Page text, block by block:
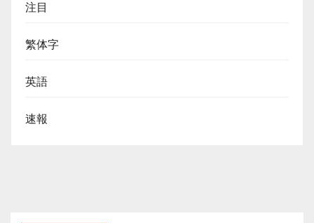
注目
繁体字
英語
速報